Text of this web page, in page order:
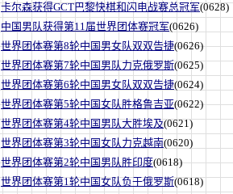
卡尔森获得GCT巴黎快棋和闪电战赛总冠军(0628)
中国男队获得第11届世界团体赛冠军(0626)
世界团体赛第8轮中国男女队双双告捷(0626)
世界团体赛第7轮中国男队力克俄罗斯(0625)
世界团体赛第6轮中国男女队双双告捷(0624)
世界团体赛第5轮中国女队胜格鲁吉亚(0622)
世界团体赛第4轮中国男队大胜埃及(0621)
世界团体赛第3轮中国女队力克越南(0620)
世界团体赛第2轮中国男队胜印度(0618)
世界团体赛第1轮中国女队负于俄罗斯(0618)